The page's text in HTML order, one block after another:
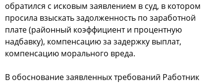
обратился с исковым заявлением в суд, в котором
просила взыскать задолженность по заработной
плате (районный коэффициент и процентную
надбавку), компенсацию за задержку выплат,
компенсацию морального вреда.
В обоснование заявленных требований Работник